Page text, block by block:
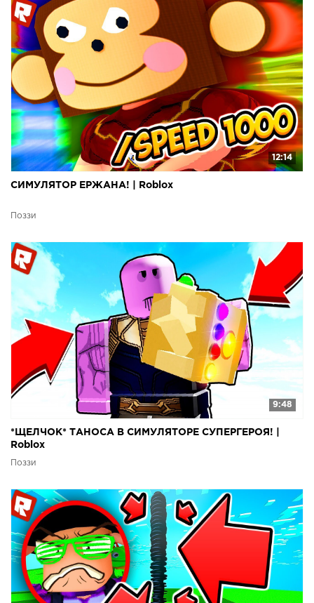
12:14
СИМУЛЯТОР ЕРЖАНА! | Roblox
Поззи
9:48
*ЩЕЛЧОК* ТАНОСА В СИМУЛЯТОРЕ СУПЕРГЕРОЯ! |
Roblox
Поззи